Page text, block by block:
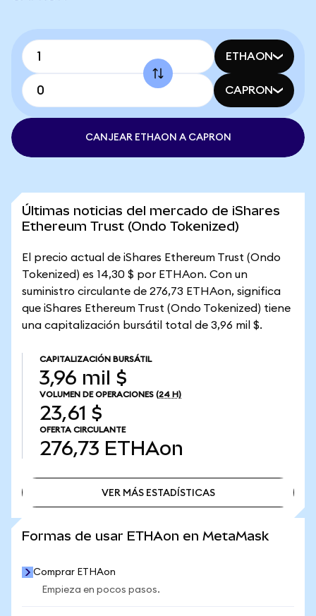
ETHAON
CAPRON
CANJEAR ETHAON A CAPRON
Últimas noticias del mercado de iShares
Ethereum Trust (Ondo Tokenized)
El precio actual de iShares Ethereum Trust (Ondo
Tokenized) es 14,30 $ por ETHAon. Con un
suministro circulante de 276,73 ETHAon, significa
que iShares Ethereum Trust (Ondo Tokenized) tiene
una capitalización bursátil total de 3,96 mil $.
CAPITALIZACIÓN BURSÁTIL
3,96 mil $
VOLUMEN DE OPERACIONES (24 H)
23,61 $
OFERTA CIRCULANTE
276,73 ETHAon
VER MÁS ESTADÍSTICAS
Formas de usar ETHAon en MetaMask
Comprar ETHAon
Empieza en pocos pasos.